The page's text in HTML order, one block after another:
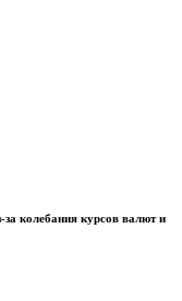
колебания курсов валют и